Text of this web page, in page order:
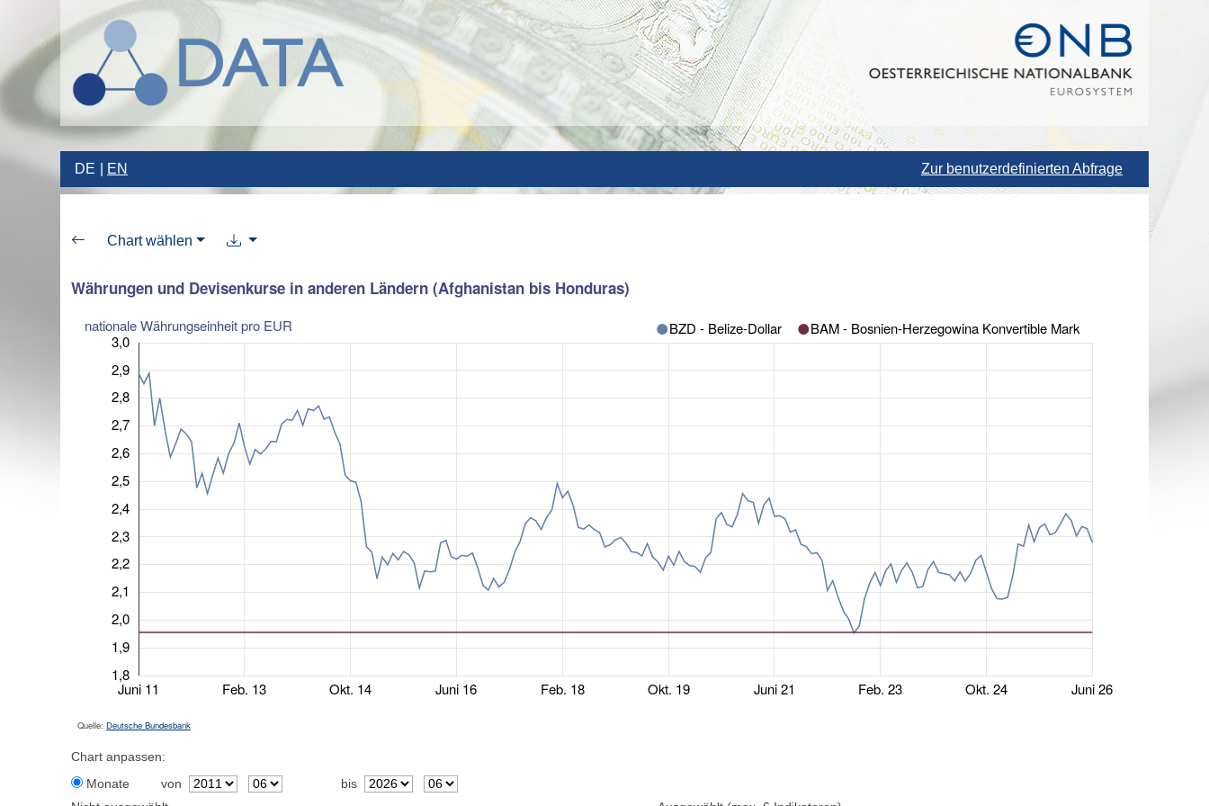
DE EN Zur benutzerdefinierten Abfrage
Chart wählen
Währungen und Devisenkurse in anderen Ländern (Afghanistan bis Honduras)
nationale Währungseinheit pro EUR
Juni 11 Feb. 13 Okt. 14 Juni 16 Feb. 18 Okt. 19 Juni 21 Feb. 23 Okt. 24 Juni 26
1,8
1,9
2,0
2,1
2,2
2,3
2,4
2,5
2,6
2,7
2,8
2,9
3,0
BZD - Belize-Dollar BAM - Bosnien-Herzegowina Konvertible Mark
Quelle:Deutsche Bundesbank
Chart anpassen:
Monate
von
bis